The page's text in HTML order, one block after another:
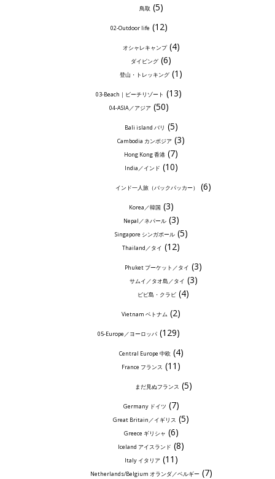
鳥取 (5)
02-Outdoor life(12)
オシャレキャンプ(4)
ダイビング (6)
登山・トレッキング (1)
03-Beach｜ビーチリゾート (13)
04-ASIA／アジア(50)
Bali island バリ (5)
Cambodia カンボジア (3)
Hong Kong 香港 (7)
India／インド (10)
インド一人旅（バックパッカー） (6)
Korea／韓国 (3)
Nepal／ネパール(3)
Singapore シンガポール(5)
Thailand／タイ (12)
Phuket プーケット／タイ (3)
サムイ／タオ島／タイ (3)
ピピ島・クラビ (4)
Vietnam ベトナム (2)
05-Europe／ヨーロッパ (129)
Central Europe 中欧 (4)
France フランス (11)
まだ見ぬフランス (5)
Germany ドイツ (7)
Great Britain／イギリス (5)
Greece ギリシャ (6)
Iceland アイスランド (8)
Italy イタリア(11)
Netherlands/Belgium オランダ／ベルギー(7)